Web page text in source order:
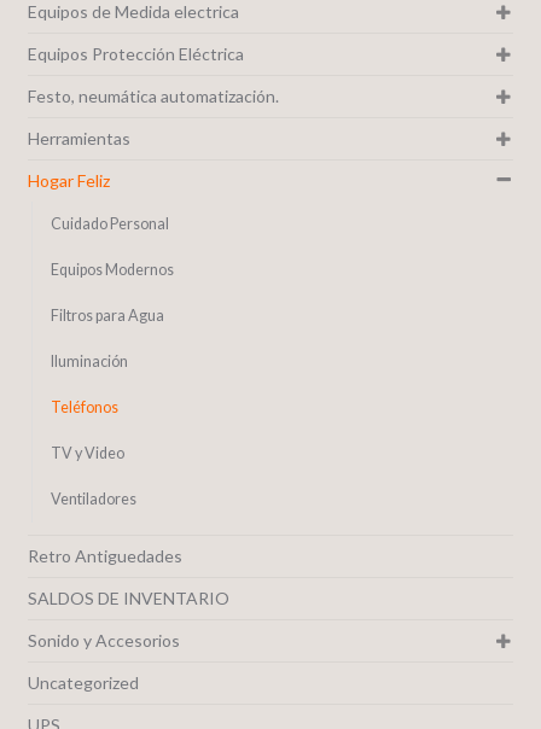
Equipos de Medida electrica
Equipos Protección Eléctrica
Festo, neumática automatización.
Herramientas
Hogar Feliz
Cuidado Personal
Equipos Modernos
Filtros para Agua
Iluminación
Teléfonos
TV y Video
Ventiladores
Retro Antiguedades
SALDOS DE INVENTARIO
Sonido y Accesorios
Uncategorized
UPS